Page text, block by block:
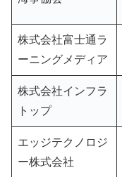
株式会社富士通ラ
ーニングメディア
株式会社インフラ
トップ
エッジテクノロジ
ー株式会社